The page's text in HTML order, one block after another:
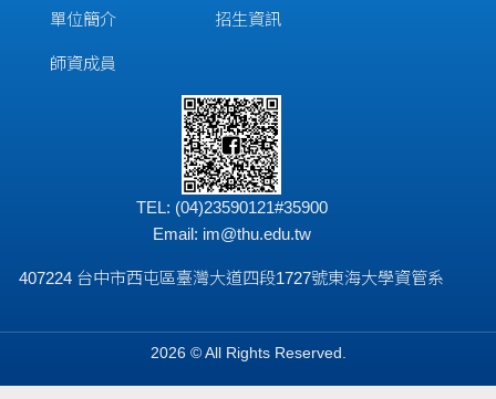
單位簡介
師資成員
招生資訊
TEL: (04)23590121#35900
Email: im@thu.edu.tw
407224 台中市西屯區臺灣大道四段1727號東海大學資管系
2026 © All Rights Reserved.